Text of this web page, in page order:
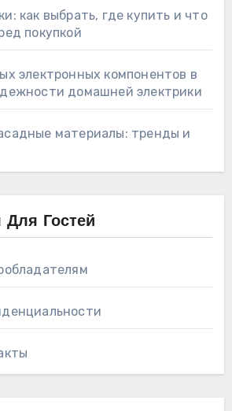
как выбрать, где купить и что
покупкой
электронных компонентов в
домашней электрики
материалы: тренды и
Гостей